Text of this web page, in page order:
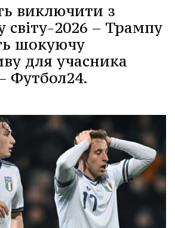
виключити з
світу-2026 – Трампу
шокуючу
для учасника
Футбол24.